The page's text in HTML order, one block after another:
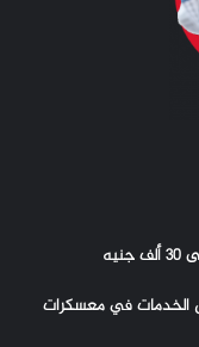
الخدمات في معسكرات